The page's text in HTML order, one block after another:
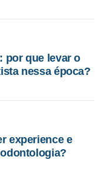
por que levar o
nessa época?
experience e